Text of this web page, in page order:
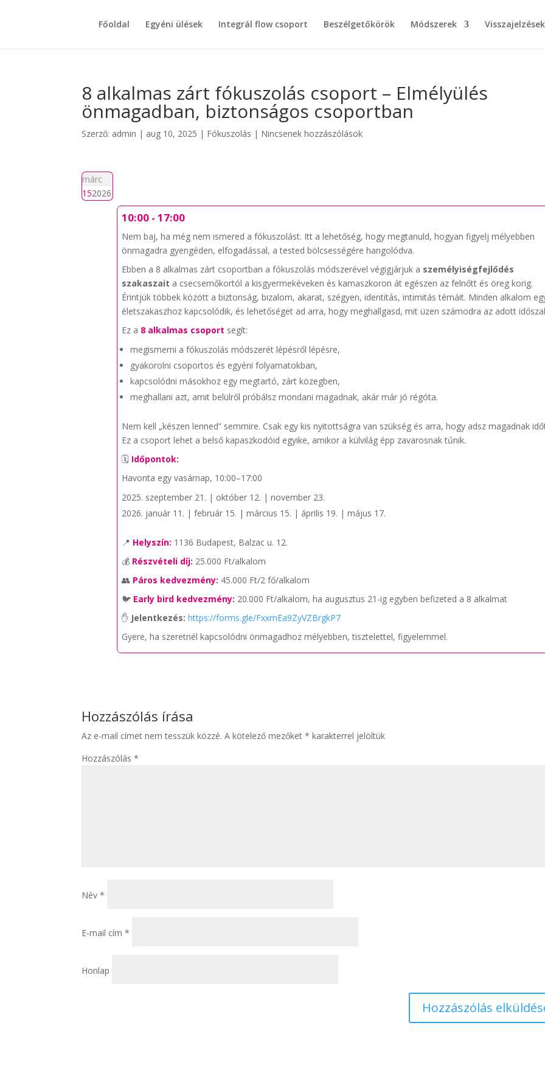
Főoldal Egyéni ülések Integrál flow csoport Beszélgetőkörök Módszerek Visszajelzések
8 alkalmas zárt fókuszolás csoport – Elmélyülés
önmagadban, biztonságos csoportban
Szerző: admin | aug 10, 2025 | Fókuszolás | Nincsenek hozzászólások
márc
152026
10:00 - 17:00
Nem baj, ha még nem ismered a fókuszolást. Itt a lehetőség, hogy megtanuld, hogyan figyelj mélyebben
önmagadra gyengéden, elfogadással, a tested bölcsességére hangolódva.
Ebben a 8 alkalmas zárt csoportban a fókuszolás módszerével végigjárjuk a személyiségfejlődés
szakaszait a csecsemőkortól a kisgyermekéveken és kamaszkoron át egészen az felnőtt és öreg korig.
Érintjük többek között a biztonság, bizalom, akarat, szégyen, identitás, intimitás témáit. Minden alkalom
életszakaszhoz kapcsolódik, és lehetőséget ad arra, hogy meghallgasd, mit üzen számodra az adott
Ez a 8 alkalmas csoport segít:
megismerni a fókuszolás módszerét lépésről lépésre,
gyakorolni csoportos és egyéni folyamatokban,
kapcsolódni másokhoz egy megtartó, zárt közegben,
meghallani azt, amit belülről próbálsz mondani magadnak, akár már jó régóta.
Nem kell „készen lenned” semmire. Csak egy kis nyitottságra van szükség és arra, hogy adsz magadnak
Ez a csoport lehet a belső kapaszkodóid egyike, amikor a külvilág épp zavarosnak tűnik.
🗓 Időpontok:
Havonta egy vasárnap, 10:00–17:00
szeptember 21. | október 12. | november 23.
január 11. | február 15. | március 15. | április 19. | május 17.
📍 Helyszín: 1136 Budapest, Balzac u. 12.
💰 Részvételi díj: 25.000 Ft/alkalom
👥 Páros kedvezmény: 45.000 Ft/2 fő/alkalom
🐦 Early bird kedvezmény: 20.000 Ft/alkalom, ha augusztus 21-ig egyben befizeted a 8 alkalmat
✋ Jelentkezés: https://forms.gle/FxxmEa9ZyVZBrgkP7
Gyere, ha szeretnél kapcsolódni önmagadhoz mélyebben, tisztelettel, figyelemmel.
Hozzászólás írása
Az e-mail címet nem tesszük közzé. A kötelező mezőket* karakterrel jelöltük
Hozzászólás*
Név*
E-mail cím*
Honlap